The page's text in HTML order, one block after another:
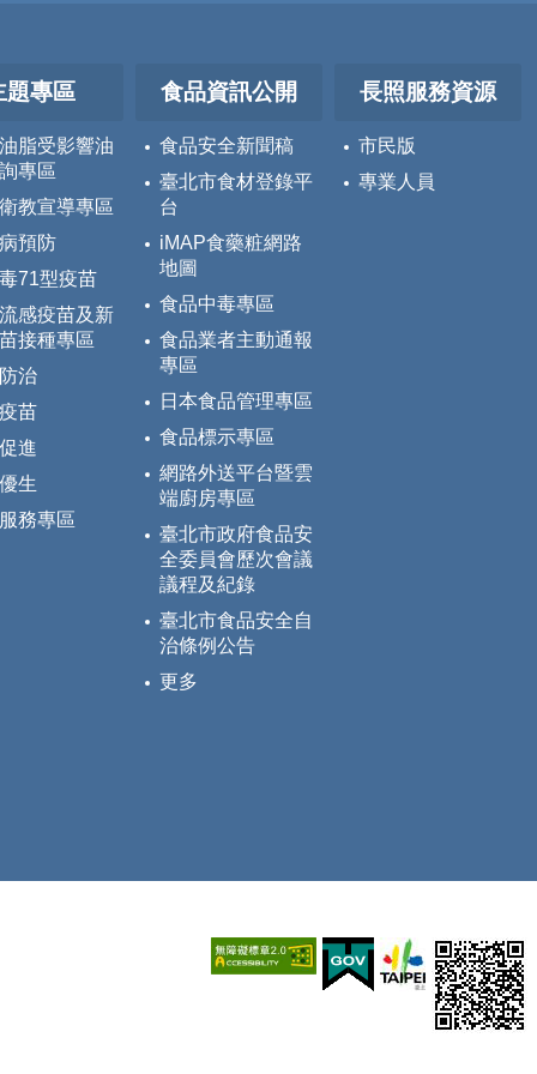
題專區
脂受影響油
專區
教宣導專區
預防
71型疫苗
感疫苗及新
接種專區
治
苗
進
生
務專區
食品資訊公開
食品安全新聞稿
臺北市食材登錄平
台
iMAP食藥粧網路
地圖
食品中毒專區
食品業者主動通報
專區
日本食品管理專區
食品標示專區
網路外送平台暨雲
端廚房專區
臺北市政府食品安
全委員會歷次會議
議程及紀錄
臺北市食品安全自
治條例公告
更多
長照服務資源
市民版
專業人員